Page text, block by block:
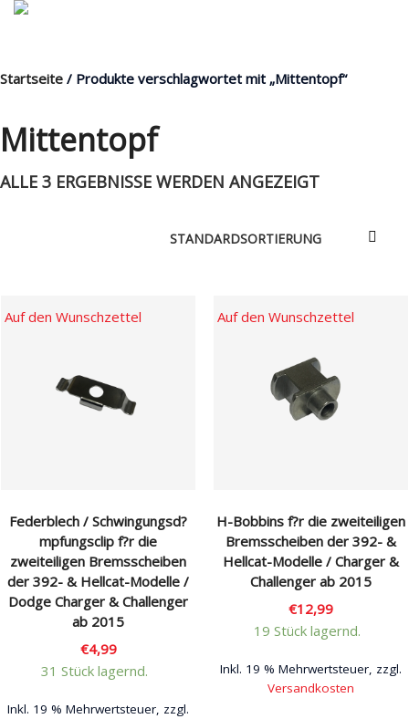
MENÜ
Products
Nach Baugruppen
Startseite / Produkte verschlagwortet mit „Mittentopf“
Mittentopf
ALLE 3 ERGEBNISSE WERDEN ANGEZEIGT
Federblech / Schwingungsd?
mpfungsclip f?r die
zweiteiligen Bremsscheiben
der 392- & Hellcat-Modelle /
Dodge Charger & Challenger
ab 2015
€4,99
31 Stück lagernd.
Inkl. 19 % Mehrwertsteuer, zzgl.
Auf den Wunschzettel
H-Bobbins f?r die zweiteiligen
Bremsscheiben der 392- &
Hellcat-Modelle / Charger &
Challenger ab 2015
€12,99
19 Stück lagernd.
Inkl. 19 % Mehrwertsteuer, zzgl.
Versandkosten
Auf den Wunschzettel